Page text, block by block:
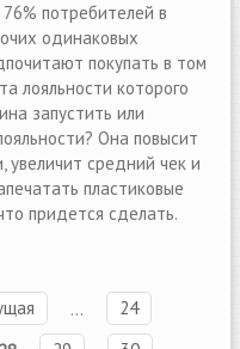
потребителей в
одинаковых
покупать в том
лояльности которого
запустить или
Она повысит
увеличит средний чек и
пластиковые
придется сделать.
…
24